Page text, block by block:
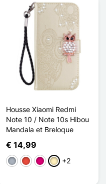
Housse Xiaomi Redmi
Note 10 / Note 10s Hibou
Mandala et Breloque
€ 14,99
GrijsRoodMagenta
Golden
+2